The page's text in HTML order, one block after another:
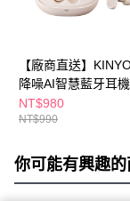
【廠商直送】
降噪AI智慧藍牙耳機
NT$980
NT$990
你可能有興趣的